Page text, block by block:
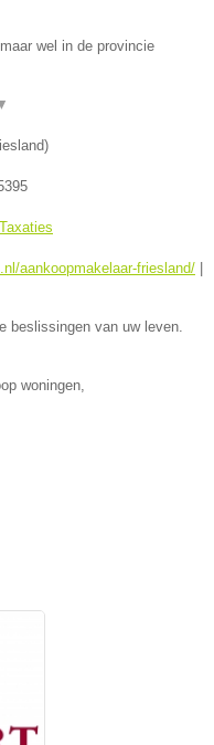
wel in de provincie
)
aankoopmakelaar-friesland/
beslissingen van uw leven.
woningen,